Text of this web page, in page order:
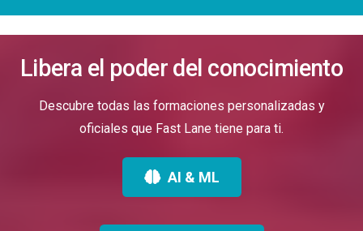
Libera el poder del conocimiento
Descubre todas las formaciones personalizadas y
oficiales que Fast Lane tiene para ti.
AI & ML